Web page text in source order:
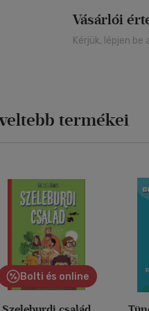
Vásárlói
Kérjük, lépjen
termékei
Bolti és online